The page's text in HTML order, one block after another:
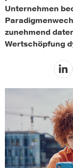
Unternehmen
zunehmend
Wertschöpfung